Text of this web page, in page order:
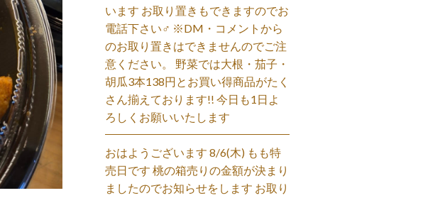
います お取り置きもできますのでお
電話下さい‍♂️ ※DM・コメントから
のお取り置きはできませんのでご注
意ください。 野菜では大根・茄子・
胡瓜3本138円とお買い得商品がたく
さん揃えております!! 今日も1日よ
ろしくお願いいたします
おはようございます 8/6(木) もも特
売日です 桃の箱売りの金額が決まり
ましたのでお知らせをします お取り